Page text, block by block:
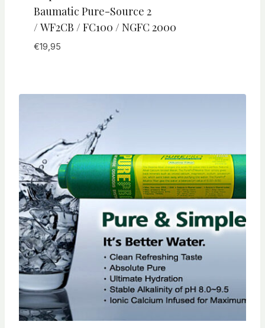
Baumatic Pure-Source 2
/ WF2CB / FC100 / NGFC 2000
€19,95